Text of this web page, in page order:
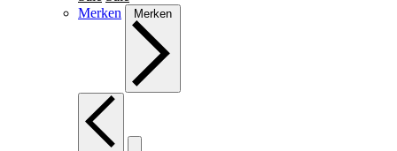
Merken
Merken